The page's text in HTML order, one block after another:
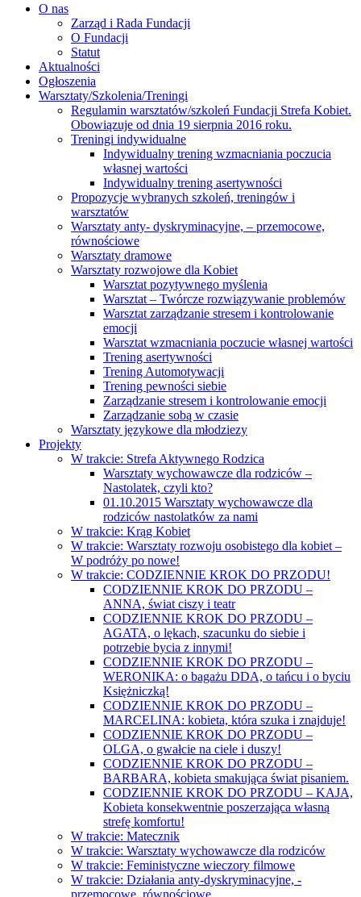
O nas
Zarząd i Rada Fundacji
O Fundacji
Statut
Aktualności
Ogłoszenia
Warsztaty/Szkolenia/Treningi
Regulamin warsztatów/szkoleń Fundacji Strefa Kobiet.
Obowiązuje od dnia 19 sierpnia 2016 roku.
Treningi indywidualne
Indywidualny trening wzmacniania poczucia
własnej wartości
Indywidualny trening asertywności
Propozycje wybranych szkoleń, treningów i
warsztatów
Warsztaty anty- dyskryminacyjne, – przemocowe,
równościowe
Warsztaty dramowe
Warsztaty rozwojowe dla Kobiet
Warsztat pozytywnego myślenia
Warsztat – Twórcze rozwiązywanie problemów
Warsztat zarządzanie stresem i kontrolowanie
emocji
Warsztat wzmacniania poczucie własnej wartości
Trening asertywności
Trening Automotywacji
Trening pewności siebie
Zarządzanie stresem i kontrolowanie emocji
Zarządzanie sobą w czasie
Warsztaty językowe dla młodziezy
Projekty
W trakcie: Strefa Aktywnego Rodzica
Warsztaty wychowawcze dla rodziców –
Nastolatek, czyli kto?
01.10.2015 Warsztaty wychowawcze dla
rodziców nastolatków za nami
W trakcie: Krąg Kobiet
W trakcie: Warsztaty rozwoju osobistego dla kobiet –
W podróży po nowe!
W trakcie: CODZIENNIE KROK DO PRZODU!
CODZIENNIE KROK DO PRZODU –
ANNA, świat ciszy i teatr
CODZIENNIE KROK DO PRZODU –
AGATA, o lękach, szacunku do siebie i
potrzebie bycia z innymi!
CODZIENNIE KROK DO PRZODU –
WERONIKA: o bagażu DDA, o tańcu i o byciu
Księżniczką!
CODZIENNIE KROK DO PRZODU –
MARCELINA: kobieta, która szuka i znajduje!
CODZIENNIE KROK DO PRZODU –
OLGA, o gwałcie na ciele i duszy!
CODZIENNIE KROK DO PRZODU –
BARBARA, kobieta smakująca świat pisaniem.
CODZIENNIE KROK DO PRZODU – KAJA,
Kobieta konsekwentnie poszerzająca własną
strefę komfortu!
W trakcie: Matecznik
W trakcie: Warsztaty wychowawcze dla rodziców
W trakcie: Feministyczne wieczory filmowe
W trakcie: Działania anty-dyskryminacyjne, -
przemocowe, równościowe